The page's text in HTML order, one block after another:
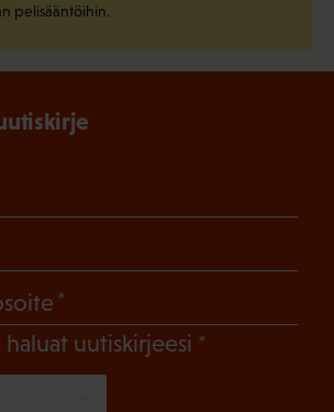
pelisääntöihin.
uutiskirjeesi (Pakollinen)